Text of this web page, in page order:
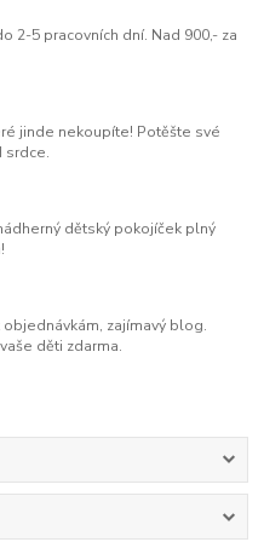
2-5 pracovních dní. Nad 900,- za
jinde nekoupíte! Potěšte své
srdce.
dětský pokojíček plný
zajímavý blog.
děti zdarma.